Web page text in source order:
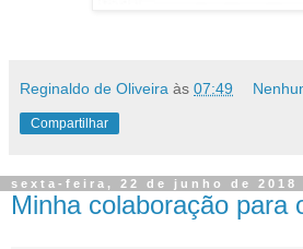
Reginaldo de Oliveira às 07:49
Compartilhar
sexta-feira, 22 de junho de 2018
Minha colaboração para